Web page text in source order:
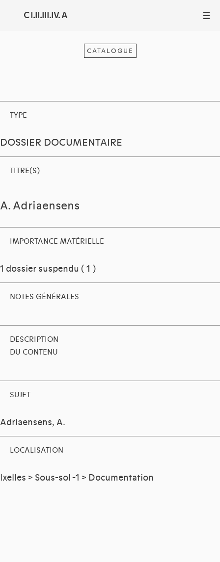
C I.II.III.IV. A III
CATALOGUE
TYPE
DOSSIER DOCUMENTAIRE
TITRE(S)
A. Adriaensens
IMPORTANCE MATÉRIELLE
1 dossier suspendu ( 1 )
NOTES GÉNÉRALES
DESCRIPTION
DU CONTENU
SUJET
Adriaensens, A.
LOCALISATION
Ixelles > Sous-sol -1 > Documentation